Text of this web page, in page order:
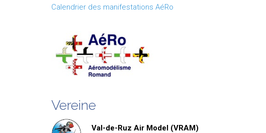
Calendrier des manifestations AéRo
Vereine
Val-de-Ruz Air Model (VRAM)